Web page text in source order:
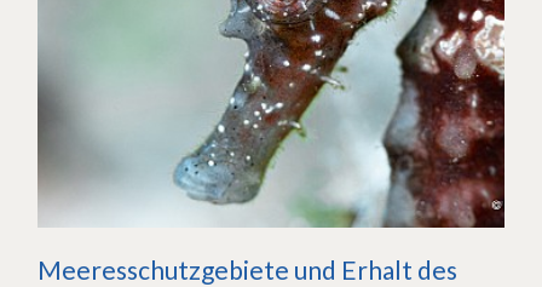
Meeresschutzgebiete und Erhalt des